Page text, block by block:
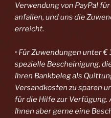
Verwendung von PayPalfür
anfallen, und uns die
erreicht.
• Für Zuwendungen unter
spezielle Bescheinigung,
Ihren Bankbeleg als
Versandkosten zu sparen
für die Hilfe zur
Ihnen aber gerne eine